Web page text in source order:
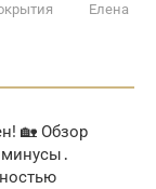
Елена
🏡 Обзор